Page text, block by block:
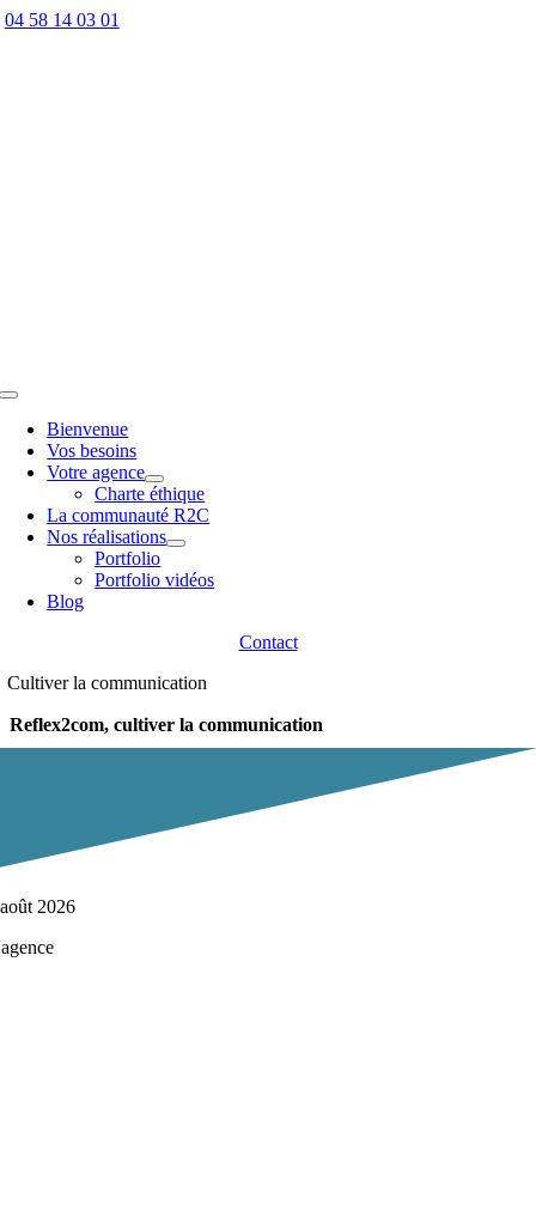
Passer
04 58 14 03 01
Toggle
NavigationBienvenue
Vos besoins
Votre agence
Charte éthique
La communauté R2C
Nos réalisations
Portfolio
Portfolio vidéos
Blog
Contact
Cultiver la communication
Reflex2com, cultiver la communication
2026